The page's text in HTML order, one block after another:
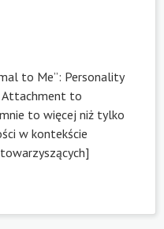
to Me”: Personality
to
to więcej niż tylko
w kontekście